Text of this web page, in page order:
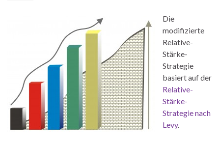
Die
modifizierte
Relative-
Stärke-
Strategie
basiert auf der
Relative-
Stärke-
Strategie nach
Levy.